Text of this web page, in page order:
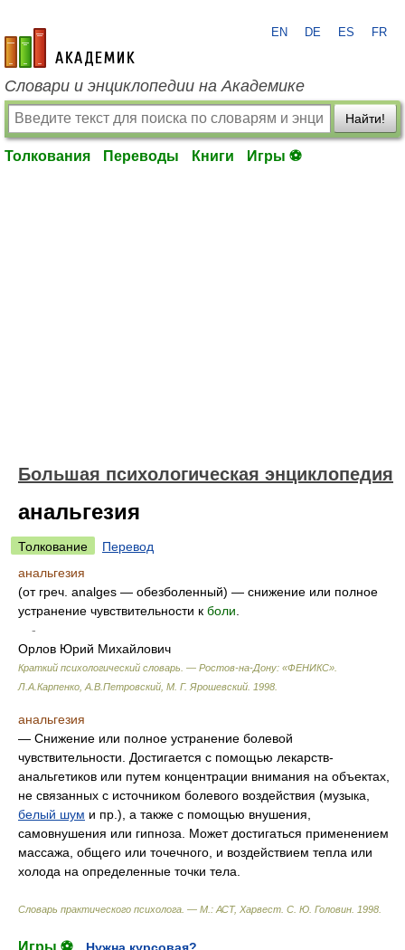
academic.ru
EN DE ES FR
Словари и энциклопедии на Академике
Найти!
Толкования Переводы Книги Игры ⚽
Большая психологическая энциклопедия
анальгезия
Толкование
Перевод
анальгезия
(от греч. analges — обезболенный) — снижение или полное
устранение чувствительности к боли
-
Орлов Юрий Михайлович
Краткий психологический словарь. — Ростов-на-Дону: «ФЕНИКС»
Л.А.Карпенко, А.В.Петровский, М. Г. Ярошевский 1998
анальгезия
— Снижение или полное устранение болевой
чувствительности. Достигается с помощью лекарств-
анальгетиков или путем концентрации внимания на объектах,
не связанных с источником болевого воздействия (музыка,
белый шум и пр.), а также с помощью внушения,
самовнушения или гипноза. Может достигаться применением
массажа, общего или точечного, и воздействием тепла или
холода на определенные точки тела.
Словарь практического психолога. — М.: АСТ, Харвест С. Ю. Головин 1998
Игры ⚽